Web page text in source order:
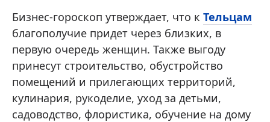
Бизнес-гороскоп утверждает, что к Тельцам
благополучие придет через близких, в
первую очередь женщин. Также выгоду
принесут строительство, обустройство
помещений и прилегающих территорий,
кулинария, рукоделие, уход за детьми,
садоводство, флористика, обучение на дому